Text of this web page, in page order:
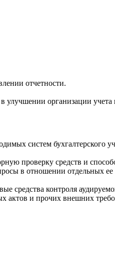
отчетности.
улучшении организации учета
систем бухгалтерского
проверку средств и
в отношении отдельных
средства контроля
актов и прочих внешних